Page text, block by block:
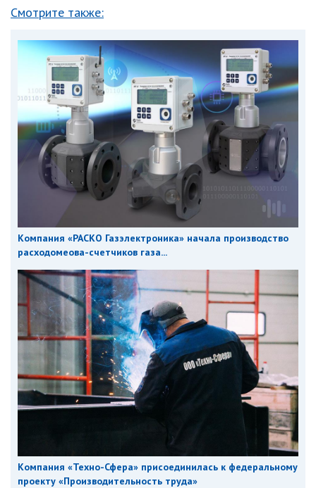
Смотрите также:
Компания «РАСКО Газэлектроника» начала производство
расходомеова-счетчиков газа...
Компания «Техно-Сфера» присоединилась к федеральному
проекту «Производительность труда»